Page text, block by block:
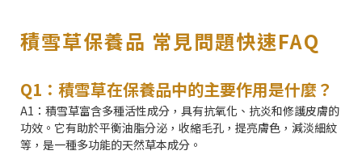
積雪草保養品 常見問題快速FAQ
Q1：積雪草在保養品中的主要作用是什麼？
A1：積雪草富含多種活性成分，具有抗氧化、抗炎和修護皮膚的
功效。它有助於平衡油脂分泌，收縮毛孔，提亮膚色，減淡細紋
等，是一種多功能的天然草本成分。